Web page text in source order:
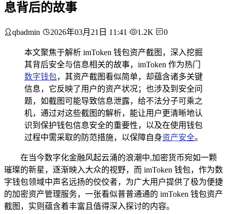
息背后的故事
qbadmin 2026年03月21日 11:41 1.2K 0
本文聚焦于解析 imToken 钱包资产截图，深入挖掘
其背后安全与信息相关的故事，imToken 作为热门
数字钱包，其资产截图看似简单，却蕴含诸多关键
信息，它反映了用户的资产状况；也涉及到安全问
题，如截图可能导致信息泄露，给不法分子可乘之
机，通过对这些截图的解析，能让用户更清晰地认
识到保护钱包信息安全的重要性，以及在使用钱包
过程中需采取的防范措施，以保障自身资产安全。
在当今数字化金融风起云涌的浪潮中,加密货币宛如一颗
璀璨的新星，逐渐映入大众的视野，而 imToken 钱包，作为数
字钱包领域中声名远扬的佼佼者，为广大用户提供了极为便捷
的加密资产管理服务，一张看似普普通通的 imToken 钱包资产
截图，实则蕴含着丰富且值得深入探讨的内容。